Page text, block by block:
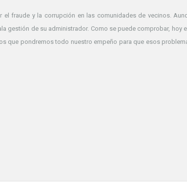
el fraude y la corrupción en las comunidades de vecinos.
gestión de su administrador. Como se puede comprobar, hoy
que pondremos todo nuestro empeño para que esos